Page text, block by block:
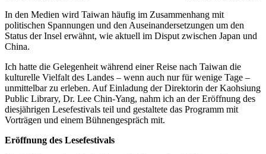
In den Medien wird Taiwan häufig im Zusammenhang mit
politischen Spannungen und den Auseinandersetzungen um den
Status der Insel erwähnt, wie aktuell im Disput zwischen Japan und
China.
Ich hatte die Gelegenheit während einer Reise nach Taiwan die
kulturelle Vielfalt des Landes – wenn auch nur für wenige Tage –
unmittelbar zu erleben. Auf Einladung der Direktorin der Kaohsiung
Public Library, Dr. Lee Chin-Yang, nahm ich an der Eröffnung des
diesjährigen Lesefestivals teil und gestaltete das Programm mit
Vorträgen und einem Bühnengespräch mit.
Eröffnung des Lesefestivals